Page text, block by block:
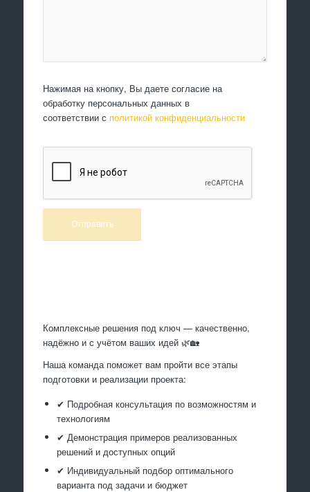
Нажимая на кнопку, Вы даете согласие на
обработку персональных данных в
соответствии с политикой конфиденциальности
Комплексные решения под ключ — качественно,
надёжно и с учётом ваших идей 🌿🏡
Наша команда поможет вам пройти все этапы
подготовки и реализации проекта:
✔ Подробная консультация по возможностям и
технологиям
✔ Демонстрация примеров реализованных
решений и доступных опций
✔ Индивидуальный подбор оптимального
варианта под задачи и бюджет